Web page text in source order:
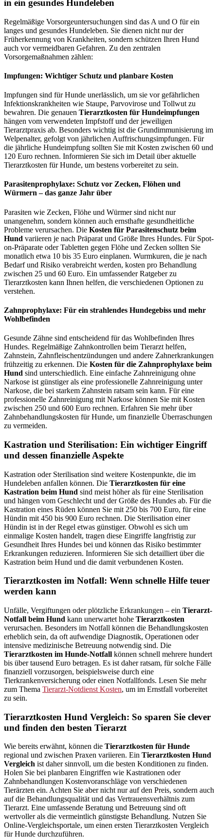
in ein gesundes Hundeleben
Regelmäßige Vorsorgeuntersuchungen sind das A und O für ein
langes und gesundes Hundeleben. Sie dienen nicht nur der
Früherkennung von Krankheiten, sondern schützen Ihren Hund
auch vor vermeidbaren Gefahren. Zu den zentralen
Vorsorgemaßnahmen zählen:
Impfungen: Wichtiger Schutz und planbare Kosten
Impfungen sind für Hunde unerlässlich, um sie vor gefährlichen
Infektionskrankheiten wie Staupe, Parvovirose und Tollwut zu
bewahren. Die genauen Tierarztkosten für Hundeimpfungen
hängen vom verwendeten Impfstoff und der jeweiligen
Tierarztpraxis ab. Besonders wichtig ist die Grundimmunisierung im
Welpenalter, gefolgt von jährlichen Auffrischungsimpfungen. Für
die jährliche Hundeimpfung sollten Sie mit Kosten zwischen 60 und
120 Euro rechnen. Informieren Sie sich im Detail über aktuelle
Tierarztkosten für Hunde, um bestens vorbereitet zu sein.
Parasitenprophylaxe: Schutz vor Zecken, Flöhen und
Würmern – das ganze Jahr über
Parasiten wie Zecken, Flöhe und Würmer sind nicht nur
unangenehm, sondern können auch ernsthafte gesundheitliche
Probleme verursachen. Die Kosten für Parasitenschutz beim
Hund variieren je nach Präparat und Größe Ihres Hundes. Für Spot-
on-Präparate oder Tabletten gegen Flöhe und Zecken sollten Sie
monatlich etwa 10 bis 35 Euro einplanen. Wurmkuren, die je nach
Bedarf und Risiko verabreicht werden, kosten pro Behandlung
zwischen 25 und 60 Euro. Ein umfassender Ratgeber zu
Tierarztkosten kann Ihnen helfen, die verschiedenen Optionen zu
verstehen.
Zahnprophylaxe: Für ein strahlendes Hundegebiss und mehr
Wohlbefinden
Gesunde Zähne sind entscheidend für das Wohlbefinden Ihres
Hundes. Regelmäßige Zahnkontrollen beim Tierarzt helfen,
Zahnstein, Zahnfleischentzündungen und andere Zahnerkrankungen
frühzeitig zu erkennen. Die Kosten für die Zahnprophylaxe beim
Hund sind unterschiedlich. Eine einfache Zahnreinigung ohne
Narkose ist günstiger als eine professionelle Zahnreinigung unter
Narkose, die bei starkem Zahnstein ratsam sein kann. Für eine
professionelle Zahnreinigung mit Narkose können Sie mit Kosten
zwischen 250 und 600 Euro rechnen. Erfahren Sie mehr über
Zahnbehandlungskosten für Hunde, um finanzielle Überraschungen
zu vermeiden.
Kastration und Sterilisation: Ein wichtiger Eingriff
und dessen finanzielle Aspekte
Kastration oder Sterilisation sind weitere Kostenpunkte, die im
Hundeleben anfallen können. Die Tierarztkosten für eine
Kastration beim Hund sind meist höher als für eine Sterilisation
und hängen vom Geschlecht und der Größe des Hundes ab. Für die
Kastration eines Rüden können Sie mit 250 bis 700 Euro, für eine
Hündin mit 450 bis 900 Euro rechnen. Die Sterilisation einer
Hündin ist in der Regel etwas günstiger. Obwohl es sich um
einmalige Kosten handelt, tragen diese Eingriffe langfristig zur
Gesundheit Ihres Hundes bei und können das Risiko bestimmter
Erkrankungen reduzieren. Informieren Sie sich detailliert über die
Kastration beim Hund und die damit verbundenen Kosten.
Tierarztkosten im Notfall: Wenn schnelle Hilfe teuer
werden kann
Unfälle, Vergiftungen oder plötzliche Erkrankungen – ein Tierarzt-
Notfall beim Hund kann unerwartet hohe Tierarztkosten
verursachen. Besonders im Notfall können die Behandlungskosten
erheblich sein, da oft aufwendige Diagnostik, Operationen oder
intensive medizinische Betreuung notwendig sind. Die
Tierarztkosten im Hunde-Notfall können schnell mehrere hundert
bis über tausend Euro betragen. Es ist daher ratsam, für solche Fälle
finanziell vorzusorgen, beispielsweise durch eine
Tierkrankenversicherung oder einen Notfallfonds. Lesen Sie mehr
zum Thema Tierarzt-Notdienst Kosten, um im Ernstfall vorbereitet
zu sein.
Tierarztkosten Hund Vergleich: So sparen Sie clever
und finden den besten Tierarzt
Wie bereits erwähnt, können die Tierarztkosten für Hunde
regional und zwischen Praxen variieren. Ein Tierarztkosten Hund
Vergleich ist daher sinnvoll, um die besten Konditionen zu finden.
Holen Sie bei planbaren Eingriffen wie Kastrationen oder
Zahnbehandlungen Kostenvoranschläge von verschiedenen
Tierärzten ein. Achten Sie aber nicht nur auf den Preis, sondern auch
auf die Behandlungsqualität und das Vertrauensverhältnis zum
Tierarzt. Eine umfassende Beratung und Betreuung sind oft
wertvoller als die vermeintlich günstigste Behandlung. Nutzen Sie
Online-Vergleichsportale, um einen ersten Tierarztkosten Vergleich
für Hunde durchzuführen.